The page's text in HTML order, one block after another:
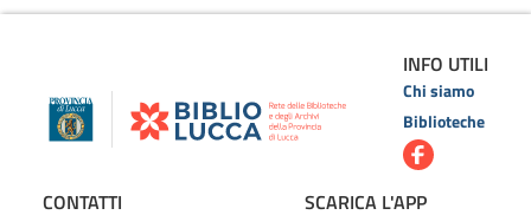
INFO UTILI
Chi siamo
Biblioteche
CONTATTI SCARICA L'APP